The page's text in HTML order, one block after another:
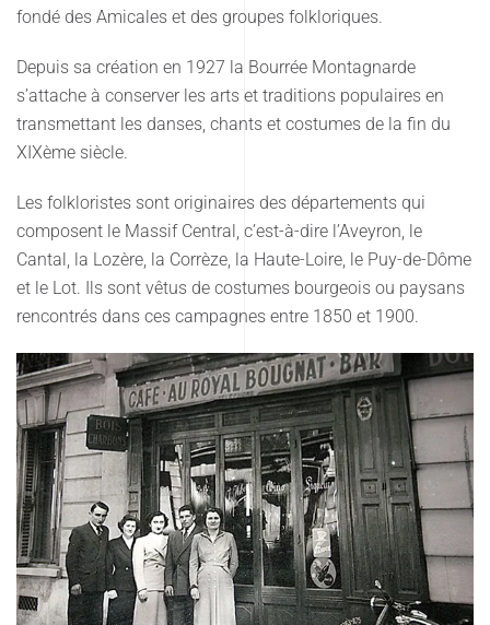
fondé des Amicales et des groupes folkloriques.
Depuis sa création en 1927 la Bourrée Montagnarde
s’attache à conserver les arts et traditions populaires en
transmettant les danses, chants et costumes de la fin du
XIXème siècle.
Les folkloristes sont originaires des départements qui
composent le Massif Central, c’est-à-dire l’Aveyron, le
Cantal, la Lozère, la Corrèze, la Haute-Loire, le Puy-de-Dôme
et le Lot. Ils sont vêtus de costumes bourgeois ou paysans
rencontrés dans ces campagnes entre 1850 et 1900.